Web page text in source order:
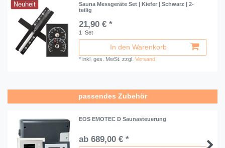
Neuheit
Sauna Messgeräte Set | Kiefer | Schwarz | 2-
teilig
21,90 € *
1 Set
In den Warenkorb
*inkl. ges. MwSt. zzgl.Versand
passendes Zubehör
EOS EMOTEC D Saunasteuerung
ab 689,00 € *